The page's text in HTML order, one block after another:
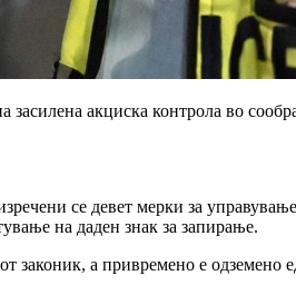
акциска контрола во
се девет мерки за
на даден знак за запирање.
законик, а привремено е одземено